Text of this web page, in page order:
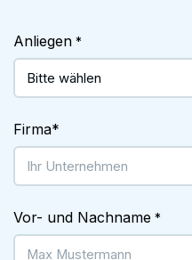
Anliegen *
Firma*
Vor- und Nachname *